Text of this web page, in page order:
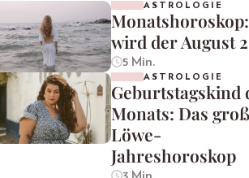
ASTROLOGIE
wird der August
5 Min.
ASTROLOGIE
Geburtstagskind
Monats: Das
Löwe-
Jahreshoroskop